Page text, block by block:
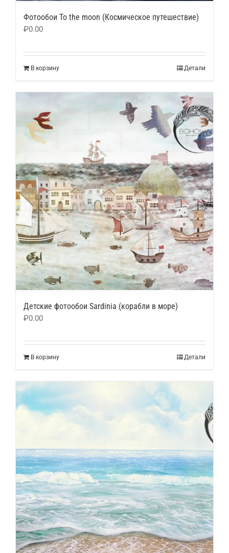
Фотообои To the moon (Космическое путешествие)
₽0.00
В корзину Детали
Детские фотообои Sardinia (корабли в море)
₽0.00
В корзину Детали